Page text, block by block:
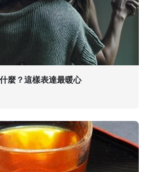
麼？這樣表達最暖心